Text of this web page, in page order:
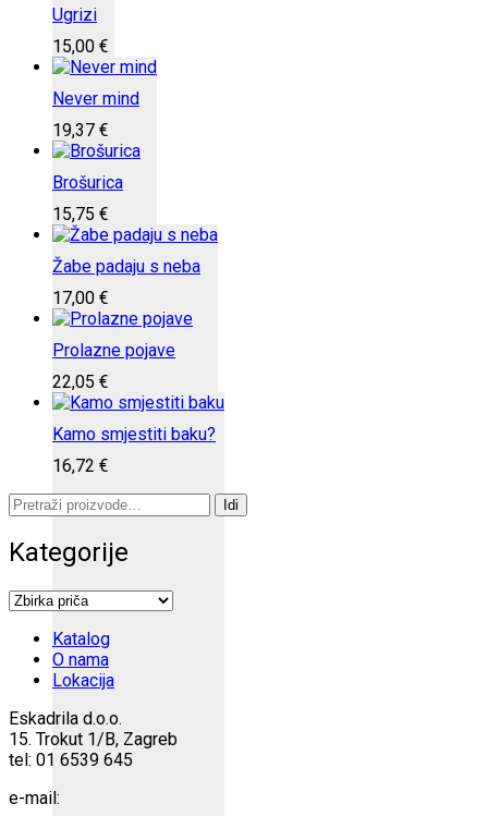
Ugrizi
15,00 €
Never mind
19,37 €
Brošurica
15,75 €
Žabe padaju s neba
17,00 €
Prolazne pojave
22,05 €
Kamo smjestiti baku?
16,72 €
Pretraži:
Idi
Kategorije
Katalog
O nama
Lokacija
Eskadrila d.o.o.
15. Trokut 1/B, Zagreb
tel: 01 6539 645
e-mail: